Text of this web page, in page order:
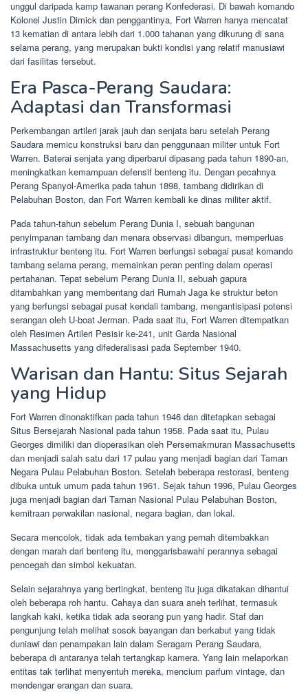
unggul daripada kamp tawanan perang Konfederasi. Di bawah komando
Kolonel Justin Dimick dan penggantinya, Fort Warren hanya mencatat
13 kematian di antara lebih dari 1.000 tahanan yang dikurung di sana
selama perang, yang merupakan bukti kondisi yang relatif manusiawi
dari fasilitas tersebut.
Era Pasca-Perang Saudara:
Adaptasi dan Transformasi
Perkembangan artileri jarak jauh dan senjata baru setelah Perang
Saudara memicu konstruksi baru dan penggunaan militer untuk Fort
Warren. Baterai senjata yang diperbarui dipasang pada tahun 1890-an,
meningkatkan kemampuan defensif benteng itu. Dengan pecahnya
Perang Spanyol-Amerika pada tahun 1898, tambang didirikan di
Pelabuhan Boston, dan Fort Warren kembali ke dinas militer aktif.
Pada tahun-tahun sebelum Perang Dunia I, sebuah bangunan
penyimpanan tambang dan menara observasi dibangun, memperluas
infrastruktur benteng itu. Fort Warren berfungsi sebagai pusat komando
tambang selama perang, memainkan peran penting dalam operasi
pertahanan. Tepat sebelum Perang Dunia II, sebuah gapura
ditambahkan yang membentang dari Rumah Jaga ke struktur beton
yang berfungsi sebagai pusat kendali tambang, mengantisipasi potensi
serangan oleh U-boat Jerman. Pada saat itu, Fort Warren ditempatkan
oleh Resimen Artileri Pesisir ke-241, unit Garda Nasional
Massachusetts yang difederalisasi pada September 1940.
Warisan dan Hantu: Situs Sejarah
yang Hidup
Fort Warren dinonaktifkan pada tahun 1946 dan ditetapkan sebagai
Situs Bersejarah Nasional pada tahun 1958. Pada saat itu, Pulau
Georges dimiliki dan dioperasikan oleh Persemakmuran Massachusetts
dan menjadi salah satu dari 17 pulau yang menjadi bagian dari Taman
Negara Pulau Pelabuhan Boston. Setelah beberapa restorasi, benteng
dibuka untuk umum pada tahun 1961. Sejak tahun 1996, Pulau Georges
juga menjadi bagian dari Taman Nasional Pulau Pelabuhan Boston,
kemitraan perwakilan nasional, negara bagian, dan lokal.
Secara mencolok, tidak ada tembakan yang pernah ditembakkan
dengan marah dari benteng itu, menggarisbawahi perannya sebagai
pencegah dan simbol kekuatan.
Selain sejarahnya yang bertingkat, benteng itu juga dikatakan dihantui
oleh beberapa roh hantu. Cahaya dan suara aneh terlihat, termasuk
langkah kaki, ketika tidak ada seorang pun yang hadir. Staf dan
pengunjung telah melihat sosok bayangan dan berkabut yang tidak
duniawi dan penampakan lain dalam Seragam Perang Saudara,
beberapa di antaranya telah tertangkap kamera. Yang lain melaporkan
entitas tak terlihat menyentuh mereka, mencium parfum vintage, dan
mendengar erangan dan suara.